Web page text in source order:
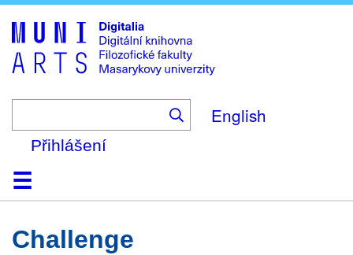
to
main
content
English
Přihlášení
DomůKolekce
Prohlížení
Vyhledávání
O platformě
Nápověda
KontaktDigitalia
Challenge